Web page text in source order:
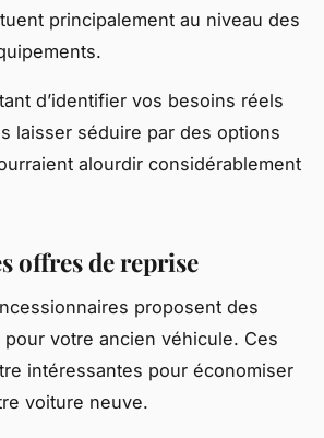
principalement au niveau des
d’identifier vos besoins réels
laisser séduire par des options
alourdir considérablement
offres de reprise
proposent des
votre ancien véhicule. Ces
intéressantes pour économiser
voiture neuve.